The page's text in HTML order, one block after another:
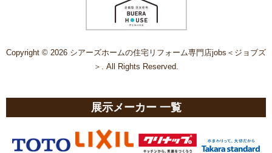
Copyright © 2026 シアーズホームの住宅リフォーム専門店jobs＜ジョブズ
＞. All Rights Reserved.
展示メーカー 一覧